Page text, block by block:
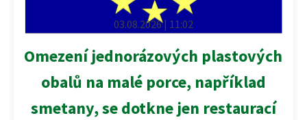
03.08.2026 | 11:02
Omezení jednorázových plastových
obalů na malé porce, například
smetany, se dotkne jen restaurací